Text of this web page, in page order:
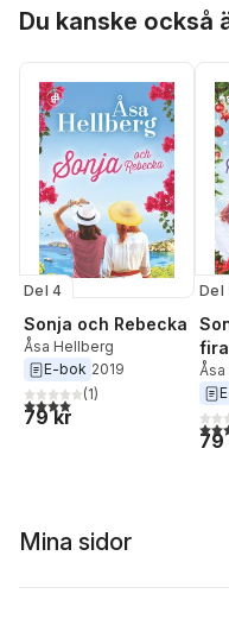
Du kanske också
Del 4
Sonja och Rebecka
Åsa Hellberg
E-bok 2019
4,0utav 5 stjärnor. Totalt
(1)
79 kr
Del
4,0
79
Mina sidor